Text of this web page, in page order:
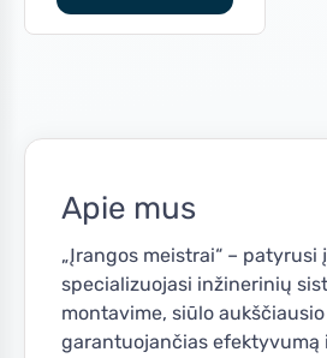
€6,391.00.
Apie mus
„Įrangos meistrai“ – patyrusi
specializuojasi inžinerinių
montavime, siūlo
garantuojančias efektyvumą